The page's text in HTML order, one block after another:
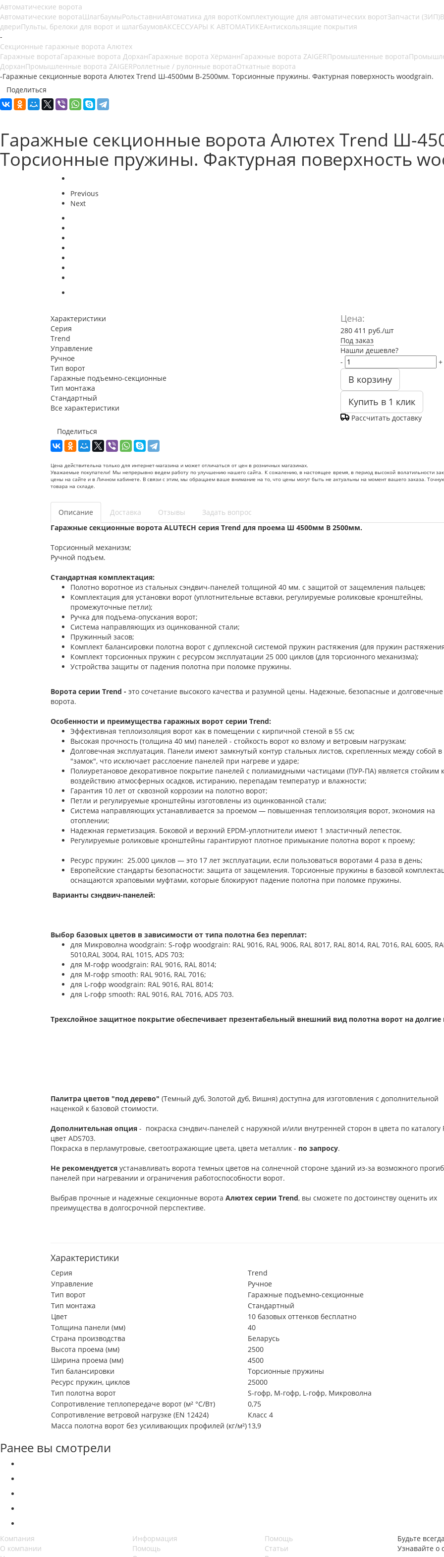
Автоматические ворота
Автоматические воротаШлагбаумыРольставниАвтоматика для воротКомплектующие для автоматических воротЗапчасти (ЗИП)
двериПульты, брелоки для ворот и шлагбаумовАКСЕССУАРЫ К АВТОМАТИКЕАнтискользящие покрытия
-
Секционные гаражные ворота Алютех
Гаражные воротаГаражные ворота ДорханГаражные ворота ХёрманнГаражные ворота ZAIGERПромышленные ворота
ДорханПромышленные ворота ZAIGERРоллетные / рулонные воротаОткатные ворота
-Гаражные секционные ворота Алютех Trend Ш-4500мм В-2500мм. Торсионные пружины. Фактурная поверхность woodgrain.
Поделиться
Гаражные секционные ворота Алютех Trend Ш-
Торсионные пружины. Фактурная поверхность
Previous
Next
Характеристики
Серия
Trend
Управление
Ручное
Тип ворот
Гаражные подъемно-секционные
Тип монтажа
Стандартный
Все характеристики
Цена:
280 411 руб./шт
Под заказ
Нашли дешевле?
-
+
В корзину
Купить в 1 клик
Рассчитать доставку
Поделиться
Цена действительна только для интернет-магазина и может отличаться от цен в розничных магазинах.
Уважаемые покупатели! Мы непрерывно ведем работу по улучшению нашего сайта. К сожалению, в настоящее время, в период высокой волатильности
цены на сайте и в Личном кабинете. В связи с этим, мы обращаем ваше внимание на то, что цены могут быть не актуальны на момент вашего заказа.
товара на складе.
Описание Доставка Отзывы
Задать вопрос
Гаражные секционные ворота ALUTECH серия Trend для проема Ш 4500мм В 2500мм.
Торсионный механизм;
Ручной подъем.
Стандартная комплектация:
Полотно воротное из стальных сэндвич-панелей толщиной 40 мм. с защитой от защемления пальцев;
Комплектация для установки ворот (уплотнительные вставки, регулируемые роликовые кронштейны,
промежуточные петли);
Ручка для подъема-опускания ворот;
Система направляющих из оцинкованной стали;
Пружинный засов;
Комплект балансировки полотна ворот с дуплексной системой пружин растяжения (для пружин
Комплект торсионных пружин с ресурсом эксплуатации 25 000 циклов (для торсионного механизма);
Устройства защиты от падения полотна при поломке пружины.
Ворота серии Trend - это сочетание высокого качества и разумной цены. Надежные, безопасные и долговечные
ворота.
Особенности и преимущества гаражных ворот серии Trend:
Эффективная теплоизоляция ворот как в помещении с кирпичной стеной в 55 см;
Высокая прочность (толщина 40 мм) панелей - стойкость ворот ко взлому и ветровым нагрузкам;
Долговечная эксплуатация. Панели имеют замкнутый контур стальных листов, скрепленных между собой в
"замок", что исключает расслоение панелей при нагреве и ударе;
Полиуретановое декоративное покрытие панелей с полиамидными частицами (ПУР-ПА) является стойким к
воздействию атмосферных осадков, истиранию, перепадам температур и влажности;
Гарантия 10 лет от сквозной коррозии на полотно ворот;
Петли и регулируемые кронштейны изготовлены из оцинкованной стали;
Система направляющих устанавливается за проемом — повышенная теплоизоляция ворот, экономия на
отоплении;
Надежная герметизация. Боковой и верхний EPDM-уплотнители имеют 1 эластичный лепесток.
Регулируемые роликовые кронштейны гарантируют плотное примыкание полотна ворот к
Ресурс пружин: 25.000 циклов — это 17 лет эксплуатации, если пользоваться воротами 4 раза в день;
Европейские стандарты безопасности: защита от защемления. Торсионные пружины в базовой
оснащаются храповыми муфтами, которые блокируют падение полотна при поломке пружины.
Варианты сэндвич-панелей:
Выбор базовых цветов в зависимости от типа полотна без переплат:
для Микроволна woodgrain: S-гофр woodgrain: RAL 9016, RAL 9006, RAL 8017, RAL 8014, RAL 7016, RAL 6005,
5010,RAL 3004, RAL 1015, ADS 703;
для М-гофр woodgrain: RAL 9016, RAL 8014;
для М-гофр smooth: RAL 9016, RAL 7016;
для L-гофр woodgrain: RAL 9016, RAL 8014;
для L-гофр smooth: RAL 9016, RAL 7016, ADS 703.
Трехслойное защитное покрытие обеспечивает презентабельный внешний вид полотна ворот на долгие
Палитра цветов "под дерево" (Темный дуб, Золотой дуб, Вишня) доступна для изготовления с дополнительной
наценкой к базовой стоимости.
Дополнительная опция - покраска сэндвич-панелей с наружной и/или внутренней сторон в цвета по каталогу
цвет ADS703.
Покраска в перламутровые, светоотражающие цвета, цвета металлик - по запросу.
Не рекомендуется устанавливать ворота темных цветов на солнечной стороне зданий из-за возможного
панелей при нагревании и ограничения работоспособности ворот.
Выбрав прочные и надежные секционные ворота Алютех серии Trend, вы сможете по достоинству оценить их
преимущества в долгосрочной перспективе.
Характеристики
Серия
Trend
Управление
Ручное
Тип ворот
Гаражные подъемно-секционные
Тип монтажа
Стандартный
Цвет
10 базовых оттенков бесплатно
Толщина панели (мм)
40
Страна производства
Беларусь
Высота проема (мм)
2500
Ширина проема (мм)
4500
Тип балансировки
Торсионные пружины
Ресурс пружин, циклов
25000
Тип полотна ворот
S-гофр, М-гофр, L-гофр, Микроволна
Сопротивление теплопередаче ворот (м² °С/Вт)
0,75
Сопротивление ветровой нагрузке (EN 12424)
Класс 4
Масса полотна ворот без усиливающих профилей (кг/м²)13,9
Ранее вы смотрели
Компания
О компании
Информация
Помощь
Помощь
Статьи
Будьте
Узнавайте о